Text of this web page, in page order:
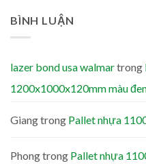
BÌNH LUẬN
lazer bond usa walmartrong
1200x1000x120mm màu
Giangtrong Pallet nhựa
Phongtrong Pallet nhựa